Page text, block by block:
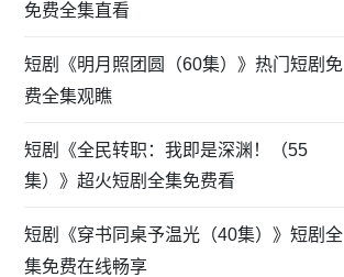
免费全集直看
短剧《明月照团圆（60集）》热门短剧免
费全集观瞧
短剧《全民转职：我即是深渊！（55
集）》超火短剧全集免费看
短剧《穿书同桌予温光（40集）》短剧全
集免费在线畅享